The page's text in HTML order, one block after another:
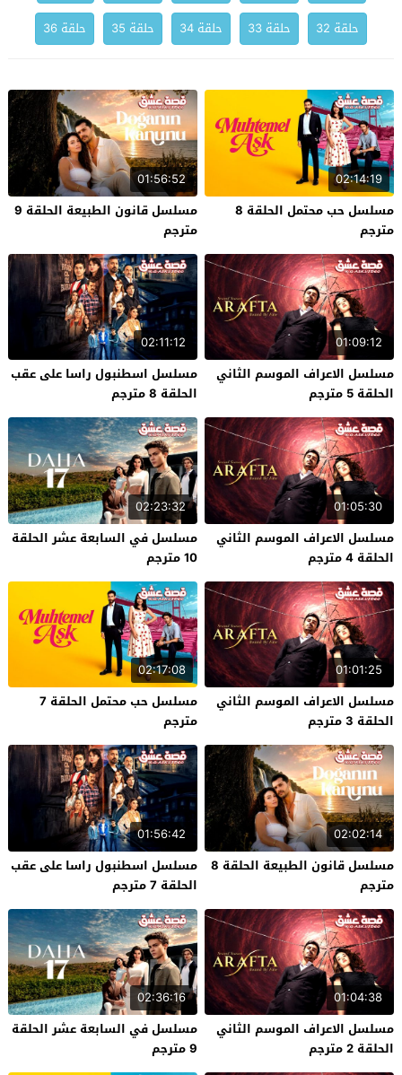
حلقة 32
حلقة 33 حلقة 34 حلقة 35 حلقة 36
02:14:19
مسلسل حب محتمل الحلقة 8
مترجم
01:56:52
مسلسل قانون الطبيعة الحلقة 9
مترجم
01:09:12
مسلسل الاعراف الموسم الثاني
الحلقة 5 مترجم
02:11:12
مسلسل اسطنبول راسا على عقب
الحلقة 8 مترجم
01:05:30
مسلسل الاعراف الموسم الثاني
الحلقة 4 مترجم
02:23:32
مسلسل في السابعة عشر الحلقة
10 مترجم
01:01:25
مسلسل الاعراف الموسم الثاني
الحلقة 3 مترجم
02:17:08
مسلسل حب محتمل الحلقة 7
مترجم
02:02:14
مسلسل قانون الطبيعة الحلقة 8
مترجم
01:56:42
مسلسل اسطنبول راسا على عقب
الحلقة 7 مترجم
01:04:38
مسلسل الاعراف الموسم الثاني
الحلقة 2 مترجم
02:36:16
مسلسل في السابعة عشر الحلقة
9 مترجم